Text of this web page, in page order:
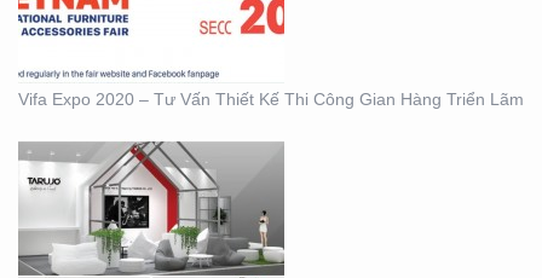
Vifa Expo 2020 – Tư Vấn Thiết Kế Thi Công Gian Hàng Triển Lãm
BOOTH INNOMATZ –